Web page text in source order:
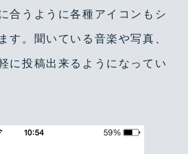
合うように各種アイコンもシ
す。聞いている音楽や写真、
に投稿出来るようになってい